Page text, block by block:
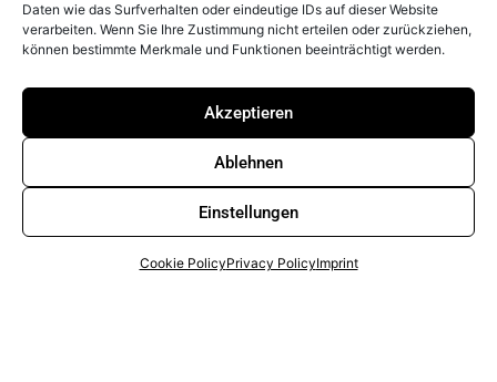
Daten wie das Surfverhalten oder eindeutige IDs auf dieser Website
verarbeiten. Wenn Sie Ihre Zustimmung nicht erteilen oder zurückziehen,
können bestimmte Merkmale und Funktionen beeinträchtigt werden.
Akzeptieren
Ablehnen
Einstellungen
Cookie PolicyPrivacy PolicyImprint